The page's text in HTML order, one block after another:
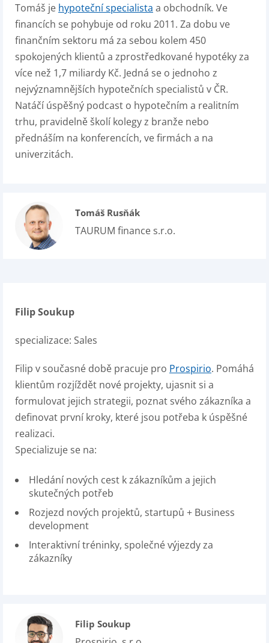
Tomáš je hypoteční specialista a obchodník. Ve
financích se pohybuje od roku 2011. Za dobu ve
finančním sektoru má za sebou kolem 450
spokojených klientů a zprostředkované hypotéky za
více než 1,7 miliardy Kč. Jedná se o jednoho z
nejvýznamnějších hypotečních specialistů v ČR.
Natáčí úspěšný podcast o hypotečním a realitním
trhu, pravidelně školí kolegy z branže nebo
přednáším na konferencích, ve firmách a na
univerzitách.
Tomáš Rusňák
TAURUM finance s.r.o.
Filip Soukup
specializace: Sales
Filip v současné době pracuje pro Prospirio. Pomáhá
klientům rozjíždět nové projekty, ujasnit si a
formulovat jejich strategii, poznat svého zákazníka a
definovat první kroky, které jsou potřeba k úspěšné
realizaci.
Specializuje se na:
Hledání nových cest k zákazníkům a jejich
skutečných potřeb
Rozjezd nových projektů, startupů + Business
development
Interaktivní tréninky, společné výjezdy za
zákazníky
Filip Soukup